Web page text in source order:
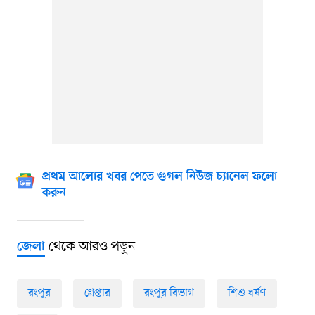
প্রথম আলোর খবর পেতে গুগল নিউজ চ্যানেল ফলো
করুন
জেলাথেকে আরও পড়ুন
রংপুর গ্রেপ্তার রংপুর বিভাগ শিশু ধর্ষণ